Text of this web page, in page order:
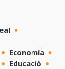
Economía
Educació